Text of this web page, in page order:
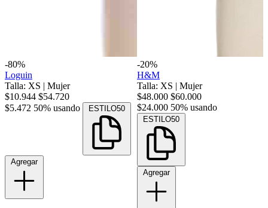
-80%
Loguin
Talla: XS | Mujer
$10.944 $54.720
$5.472 50% usando ESTILO50
Agregar
-20%
H&M
Talla: XS | Mujer
$48.000 $60.000
$24.000 50% usando
ESTILO50
Agregar